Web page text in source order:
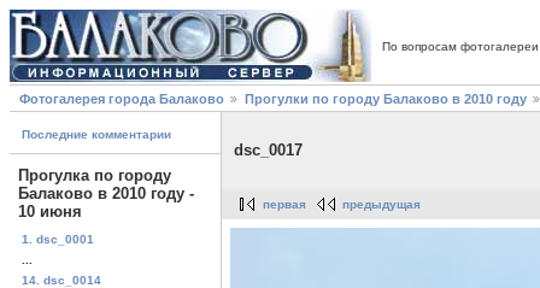
По вопросам
Фотогалерея города Балаково Прогулки по городу Балаково в 2010 году
Последние комментарии
Прогулка по городу
Балаково в 2010 году -
10 июня
1. dsc_0001
14. dsc_0014
dsc_0017
первая предыдущая